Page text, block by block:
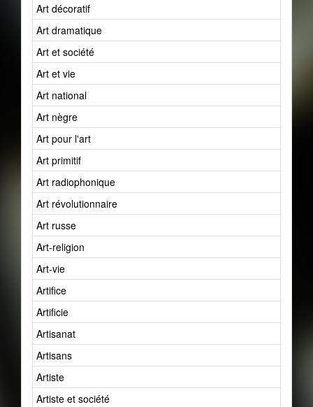
Art décoratif
Art dramatique
Art et société
Art et vie
Art national
Art nègre
Art pour l'art
Art primitif
Art radiophonique
Art révolutionnaire
Art russe
Art-religion
Art-vie
Artifice
Artificie
Artisanat
Artisans
Artiste
Artiste et société